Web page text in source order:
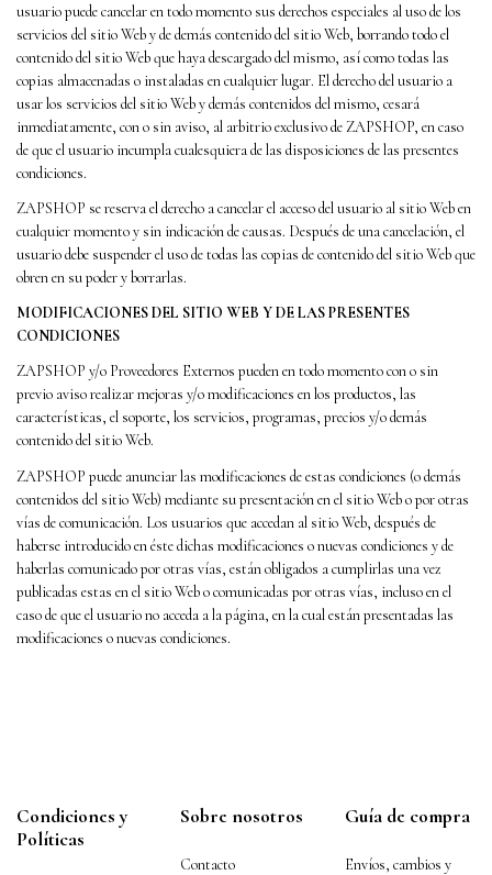
usuario puede cancelar en todo momento sus derechos especiales al uso de los
servicios del sitio Web y de demás contenido del sitio Web, borrando todo el
contenido del sitio Web que haya descargado del mismo, así como todas las
copias almacenadas o instaladas en cualquier lugar. El derecho del usuario a
usar los servicios del sitio Web y demás contenidos del mismo, cesará
inmediatamente, con o sin aviso, al arbitrio exclusivo de ZAPSHOP, en caso
de que el usuario incumpla cualesquiera de las disposiciones de las presentes
condiciones.
ZAPSHOP se reserva el derecho a cancelar el acceso del usuario al sitio Web en
cualquier momento y sin indicación de causas. Después de una cancelación, el
usuario debe suspender el uso de todas las copias de contenido del sitio Web que
obren en su poder y borrarlas.
MODIFICACIONES DEL SITIO WEB Y DE LAS PRESENTES
CONDICIONES
ZAPSHOP y/o Proveedores Externos pueden en todo momento con o sin
previo aviso realizar mejoras y/o modificaciones en los productos, las
características, el soporte, los servicios, programas, precios y/o demás
contenido del sitio Web.
ZAPSHOP puede anunciar las modificaciones de estas condiciones (o demás
contenidos del sitio Web) mediante su presentación en el sitio Web o por otras
vías de comunicación. Los usuarios que accedan al sitio Web, después de
haberse introducido en éste dichas modificaciones o nuevas condiciones y de
haberlas comunicado por otras vías, están obligados a cumplirlas una vez
publicadas estas en el sitio Web o comunicadas por otras vías, incluso en el
caso de que el usuario no acceda a la página, en la cual están presentadas las
modificaciones o nuevas condiciones.
Condiciones y
Políticas
Sobre nosotros
Contacto
Guía de compra
Envíos, cambios y